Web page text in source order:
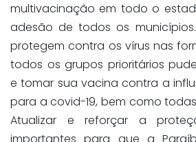
multivacinação em todo o
adesão de todos os
protegem contra os vírus nas
todos os grupos prioritários
e tomar sua vacina contra a
para a covid-19, bem como
Atualizar e reforçar a